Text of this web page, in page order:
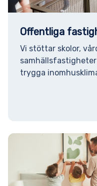
Offentliga
Vi stöttar skolor,
trygga